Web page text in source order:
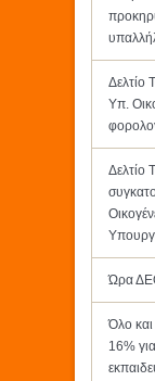
Δελτίο
Υπ.
Δελτίο
Ώρα
Όλο και
16%